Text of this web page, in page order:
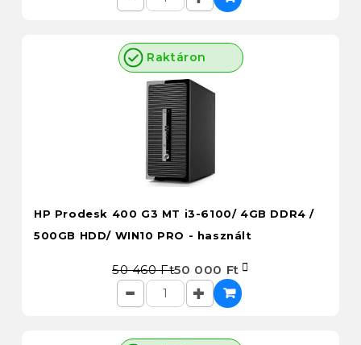
Raktáron
HP Prodesk 400 G3 MT i3-6100/ 4GB DDR4 /
500GB HDD/ WIN10 PRO - használt
50 460 Ft50 000 Ft